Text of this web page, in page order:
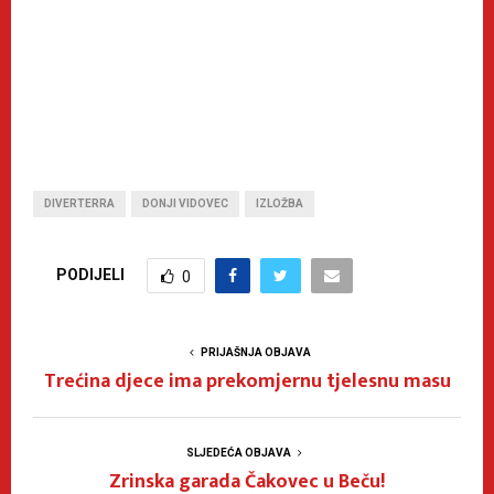
DIVERTERRA DONJI VIDOVEC IZLOŽBA
PODIJELI 0
PRIJAŠNJA OBJAVA
Trećina djece ima prekomjernu tjelesnu masu
SLJEDEĆA OBJAVA
Zrinska garada Čakovec u Beču!